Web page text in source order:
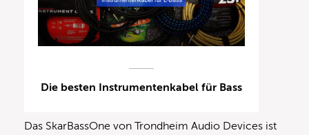
Die besten Instrumentenkabel für Bass
Das SkarBassOne von Trondheim Audio Devices ist